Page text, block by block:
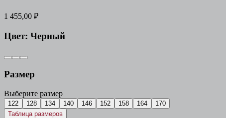
1 455,00 ₽
Цвет: Черный
Размер
Выберите размер
122 128 134 140 146 152 158 164
170
Таблица размеров